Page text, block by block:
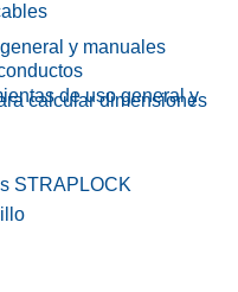
calcular dimensiones
y manuales
de uso general y
STRAPLOCK